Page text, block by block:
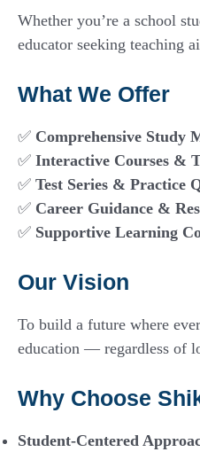
Whether you’re a school
educator seeking teaching
What We Offer
✅ Comprehensive Study
✅ Interactive Courses &
✅ Test Series & Practice
✅ Career Guidance &
✅ Supportive Learning
Our Vision
To build a future where
education — regardless of
Why Choose
Student-Centered